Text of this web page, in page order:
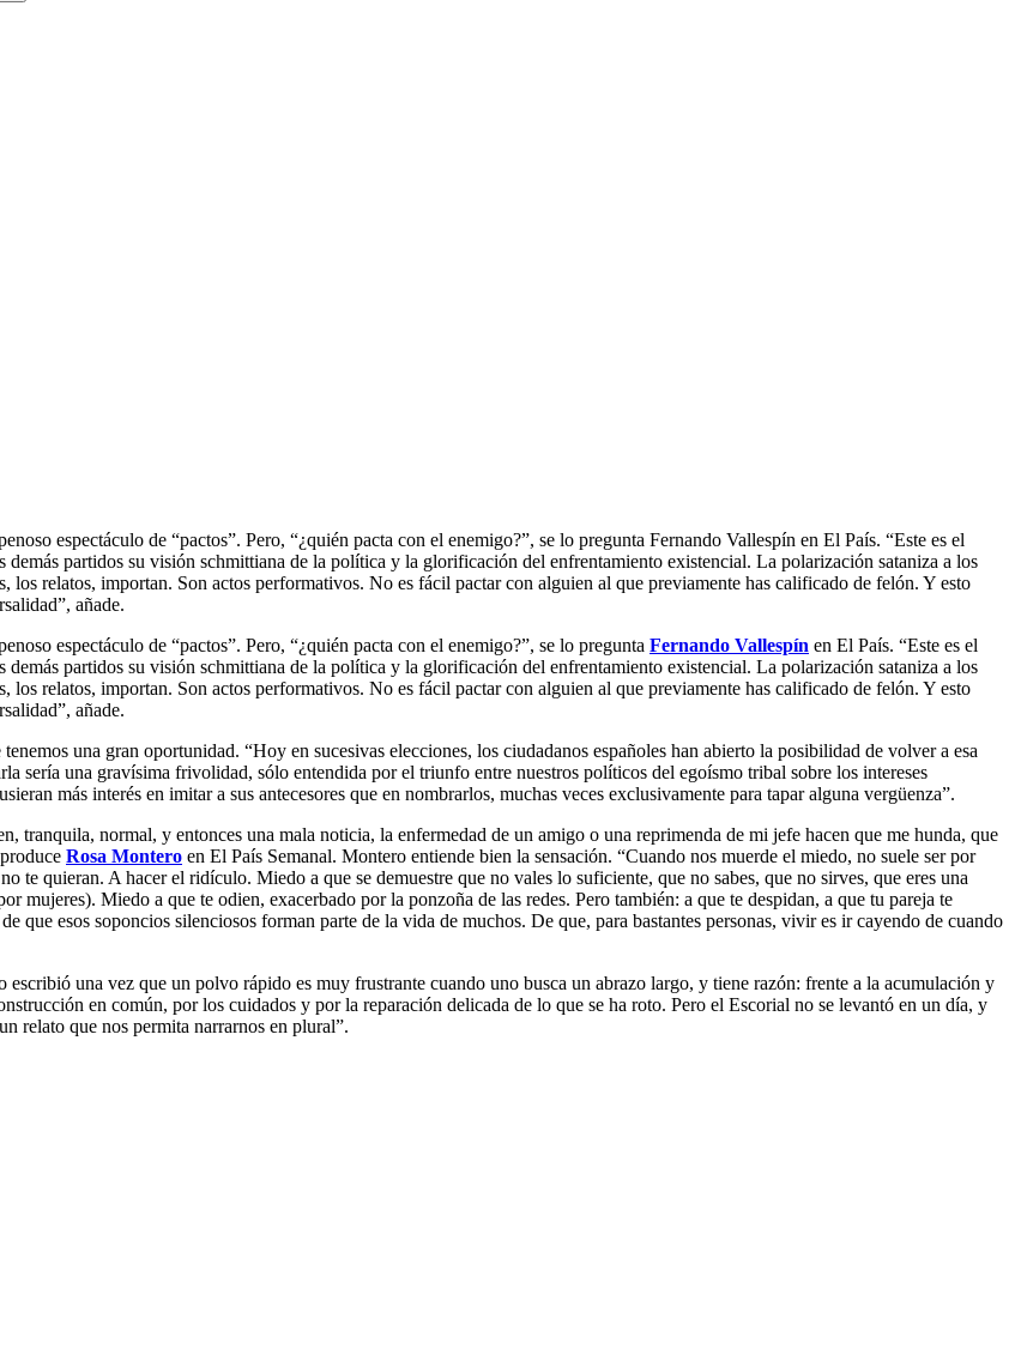
espectáculo de “pactos”. Pero, “¿quién pacta con el enemigo?”, se lo pregunta Fernando Vallespín en El País. “Este es el
partidos su visión schmittiana de la política y la glorificación del enfrentamiento existencial. La polarización sataniza a los
los relatos, importan. Son actos performativos. No es fácil pactar con alguien al que previamente has calificado de felón. Y esto
añade.
espectáculo de “pactos”. Pero, “¿quién pacta con el enemigo?”, se lo pregunta Fernando Vallespín en El País. “Este es el
partidos su visión schmittiana de la política y la glorificación del enfrentamiento existencial. La polarización sataniza a los
los relatos, importan. Son actos performativos. No es fácil pactar con alguien al que previamente has calificado de felón. Y esto
añade.
tenemos una gran oportunidad. “Hoy en sucesivas elecciones, los ciudadanos españoles han abierto la posibilidad de volver a esa
sería una gravísima frivolidad, sólo entendida por el triunfo entre nuestros políticos del egoísmo tribal sobre los intereses
más interés en imitar a sus antecesores que en nombrarlos, muchas veces exclusivamente para tapar alguna vergüenza”.
tranquila, normal, y entonces una mala noticia, la enfermedad de un amigo o una reprimenda de mi jefe hacen que me hunda, que
Rosa Montero en El País Semanal. Montero entiende bien la sensación. “Cuando nos muerde el miedo, no suele ser por
te quieran. A hacer el ridículo. Miedo a que se demuestre que no vales lo suficiente, que no sabes, que no sirves, que eres una
mujeres). Miedo a que te odien, exacerbado por la ponzoña de las redes. Pero también: a que te despidan, a que tu pareja te
esos soponcios silenciosos forman parte de la vida de muchos. De que, para bastantes personas, vivir es ir cayendo de cuando
una vez que un polvo rápido es muy frustrante cuando uno busca un abrazo largo, y tiene razón: frente a la acumulación y
en común, por los cuidados y por la reparación delicada de lo que se ha roto. Pero el Escorial no se levantó en un día, y
relato que nos permita narrarnos en plural”.